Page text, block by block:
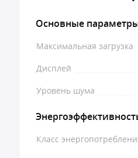
Основные
Максимальная загрузка
Дисплей
Уровень шума
Класс